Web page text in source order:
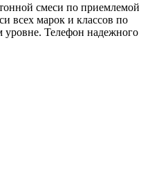
смеси по приемлемой
всех марок и классов по
уровне. Телефон надежного